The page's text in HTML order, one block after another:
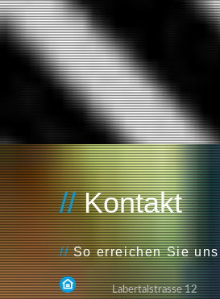
Kontakt
So erreichen Sie uns
Labertalstrasse 12